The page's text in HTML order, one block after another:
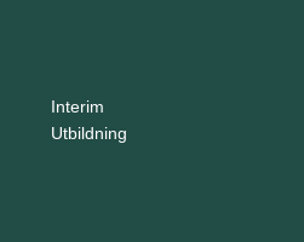
Interim
Utbildning